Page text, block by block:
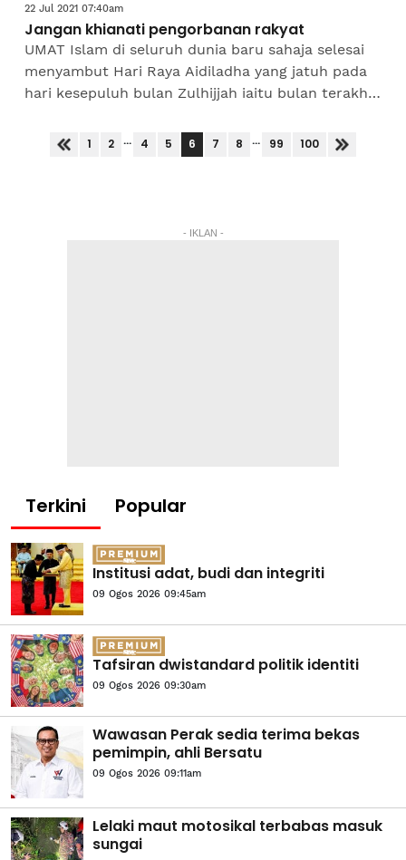
22 Jul 2021 07:40am
Jangan khianati pengorbanan rakyat
UMAT Islam di seluruh dunia baru sahaja selesai
menyambut Hari Raya Aidiladha yang jatuh pada
hari kesepuluh bulan Zulhijjah iaitu bulan terakhir
1 2 ... 4 5 6 7 8 ... 99 100
- IKLAN -
Terkini Popular
Institusi adat, budi dan integriti
09 Ogos 2026 09:45am
Tafsiran dwistandard politik identiti
09 Ogos 2026 09:30am
Wawasan Perak sedia terima bekas
pemimpin, ahli Bersatu
09 Ogos 2026 09:11am
Lelaki maut motosikal terbabas masuk
sungai